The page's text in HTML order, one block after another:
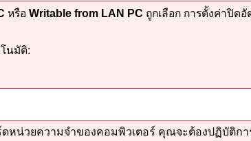
หรือWritable from LAN PC ถูกเลือก การตั้งค่าปิด
นมัติ:
ดหน่วยความจำของคอมพิวเตอร์ คุณจะต้องปฏิบัติก